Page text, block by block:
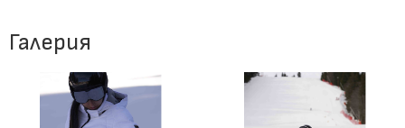
Галерия